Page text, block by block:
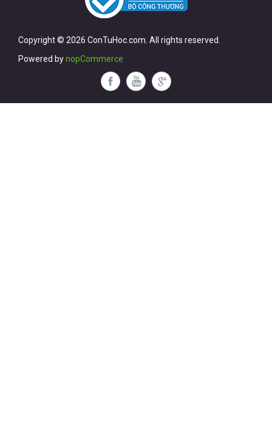
Copyright © 2026 ConTuHoc.com. All rights reserved.
Powered bynopCommerce